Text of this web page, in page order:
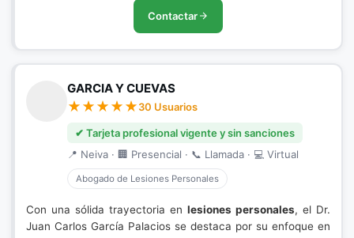
Contactar
GARCIA Y CUEVAS
30 Usuarios
✔ Tarjeta profesional vigente y sin sanciones
📍 Neiva · 🏢 Presencial · 📞 Llamada · 💻 Virtual
Abogado de Lesiones Personales
Con una sólida trayectoria en lesiones personales, el Dr.
Juan Carlos García Palacios se destaca por su enfoque en